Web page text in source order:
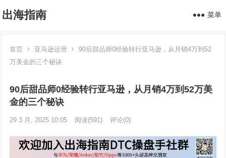
出海指南 菜单
首页 亚马逊运营
90后甜品师0经验转行亚马逊，从月销4万到52
万美金的三个秘诀
90后甜品师0经验转行亚马逊，从月销4万到52万美
金的三个秘诀
29 3 月, 2025 10:05 阅读(591) 评论(0)